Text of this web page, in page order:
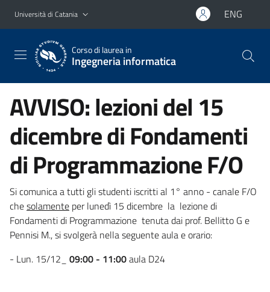
Vai al contenuto principale
Vai al menu di navigazione
Università di Catania ENG
Corso di laurea in
Ingegneria informatica
AVVISO: lezioni del 15
dicembre di Fondamenti
di Programmazione F/O
Si comunica a tutti gli studenti iscritti al 1° anno - canale F/O
chesolamente per lunedì 15 dicembre la lezione di
Fondamenti di Programmazione tenuta dai prof. Bellitto G e
Pennisi M., si svolgerà nella seguente aula e orario:
- Lun. 15/12_ 09:00 - 11:00aula D24